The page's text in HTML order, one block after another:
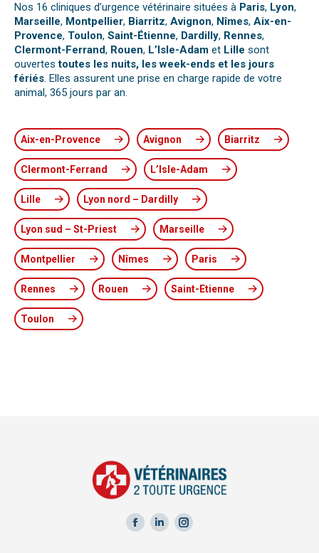
Nos 16 cliniques d’urgence vétérinaire situées à Paris, Lyon,
Marseille, Montpellier, Biarritz, Avignon, Nîmes, Aix-en-
Provence, Toulon, Saint-Étienne, Dardilly, Rennes,
Clermont-Ferrand, Rouen, L’Isle-Adam et Lille sont
ouvertestoutes les nuits, les week-ends et les jours
fériés. Elles assurent une prise en charge rapide de votre
animal, 365 jours par an.
Aix-en-Provence Avignon Biarritz
Clermont-Ferrand L’Isle-Adam
Lille Lyon nord – Dardilly
Lyon sud – St-Priest Marseille
Montpellier Nîmes Paris
Rennes Rouen Saint-Etienne
Toulon
Facebook
LinkedInInstagram